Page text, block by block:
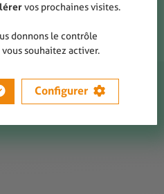
vos prochaines visites.
donnons le contrôle
souhaitez activer.
Configurer